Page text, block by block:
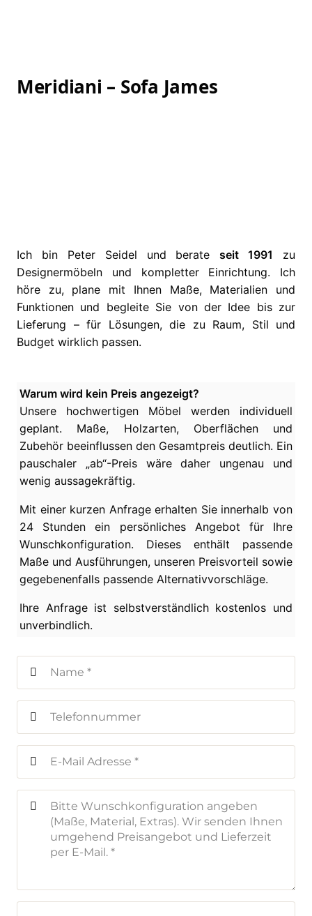
Meridiani – Sofa James
Ich bin Peter Seidel und berateseit 1991
zu
Designermöbeln und kompletter Einrichtung. Ich
höre zu, plane mit Ihnen Maße, Materialien und
Funktionen und begleite Sie von der Idee bis zur
Lieferung – für Lösungen, die zu Raum, Stil und
Budget wirklich passen.
Warum wird kein Preis angezeigt?
Unsere hochwertigen Möbel werden individuell
geplant. Maße, Holzarten, Oberflächen und
Zubehör beeinflussen den Gesamtpreis deutlich. Ein
pauschaler „ab“-Preis wäre daher ungenau und
wenig aussagekräftig.
Mit einer kurzen Anfrage erhalten Sie innerhalb von
24 Stunden ein persönliches Angebot für Ihre
Wunschkonfiguration. Dieses enthält passende
Maße und Ausführungen, unseren Preisvorteil sowie
gegebenenfalls passende Alternativvorschläge.
Ihre Anfrage ist selbstverständlich kostenlos und
unverbindlich.